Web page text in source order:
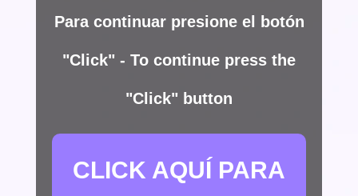
Para continuar presione el botón
"Click" - To continue press the
"Click" button
CLICK AQUÍ PARA